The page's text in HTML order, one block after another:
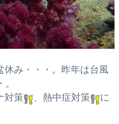
休み・・・。昨年は台風
対策
、熱中症対策
に